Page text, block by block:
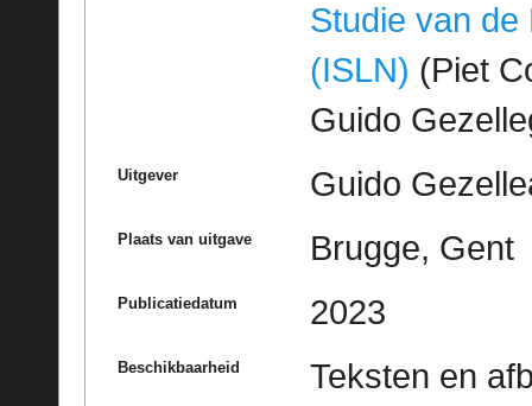
Studie van de
(ISLN) (Piet
Guido
Uitgever Guido
Plaats van uitgave Brugge, Gent
Publicatiedatum 2023
Beschikbaarheid
Teksten en